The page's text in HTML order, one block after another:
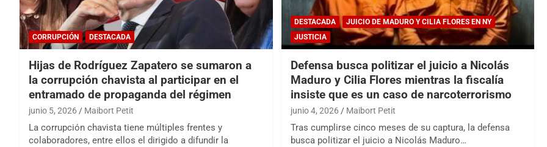
CORRUPCIÓN DESTACADA
Hijas de Rodríguez Zapatero se sumaron a
la corrupción chavista al participar en el
entramado de propaganda del régimen
junio 5, 2026 Maibort Petit
La corrupción chavista tiene múltiples frentes y
colaboradores, entre ellos el dirigido a difundir la
DESTACADA
JUICIO DE MADURO Y CILIA FLORES EN NY
JUSTICIA
Defensa busca politizar el juicio a Nicolás
Maduro y Cilia Flores mientras la fiscalía
insiste que es un caso de narcoterrorismo
junio 4, 2026 Maibort Petit
Tras cumplirse cinco meses de su captura, la defensa
busca politizar el juicio a Nicolás Maduro…